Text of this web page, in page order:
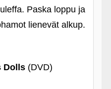
Paska loppu ja
lienevät alkup.
Dolls(DVD)